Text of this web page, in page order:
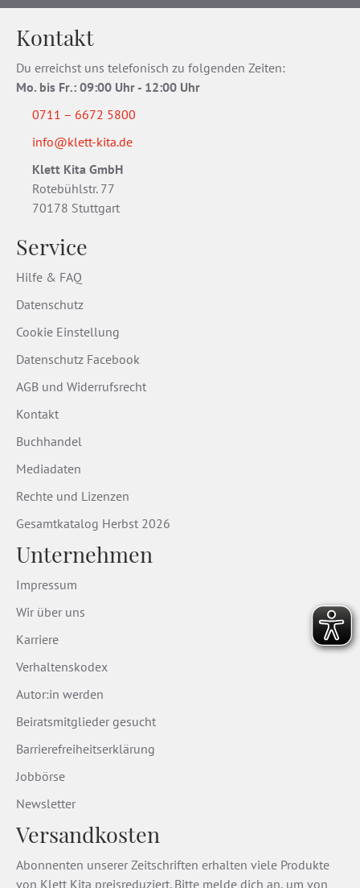
Kontakt
Du erreichst uns telefonisch zu folgenden Zeiten:
Mo. bis Fr.: 09:00 Uhr - 12:00 Uhr
0711 – 6672 5800
info@klett-kita.de
Klett Kita GmbH
Rotebühlstr. 77
70178 Stuttgart
Service
Hilfe & FAQ
Datenschutz
Cookie Einstellung
Datenschutz Facebook
AGB und Widerrufsrecht
Kontakt
Buchhandel
Mediadaten
Rechte und Lizenzen
Gesamtkatalog Herbst 2026
Unternehmen
Impressum
Wir über uns
Karriere
Verhaltenskodex
Autor:in werden
Beiratsmitglieder gesucht
Barrierefreiheitserklärung
Jobbörse
Newsletter
Versandkosten
Abonnenten unserer Zeitschriften erhalten viele Produkte
von Klett Kita preisreduziert. Bitte melde dich an, um von